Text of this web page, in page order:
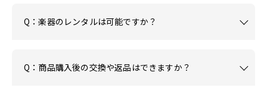
Q：楽器のレンタルは可能ですか？
Q：商品購入後の交換や返品はできますか？